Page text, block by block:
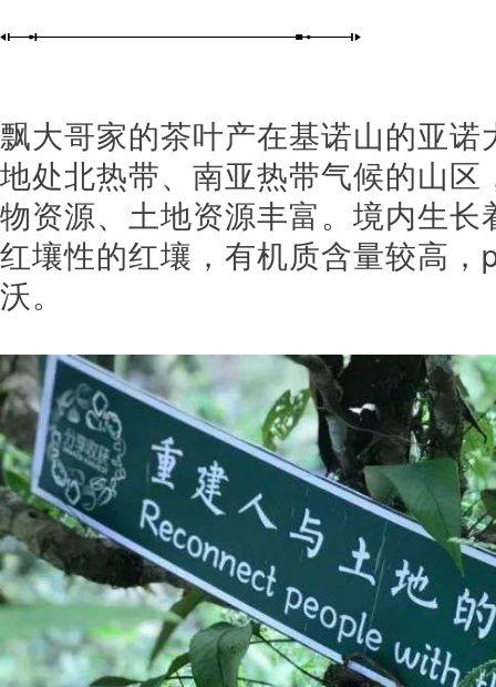
飘大哥家的茶叶产在基诺山的亚
地处北热带、南亚热带气候的山
物资源、土地资源丰富。境内生
红壤性的红壤，有机质含量较高
沃。